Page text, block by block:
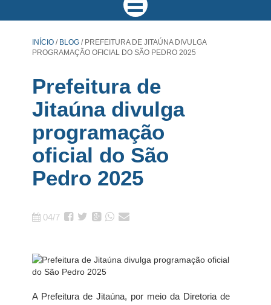
INÍCIO / BLOG /PREFEITURA DE JITAÚNA DIVULGA
PROGRAMAÇÃO OFICIAL DO SÃO PEDRO 2025
Prefeitura de
Jitaúna divulga
programação
oficial do São
Pedro 2025
04/7
A Prefeitura de Jitaúna, por meio da Diretoria de